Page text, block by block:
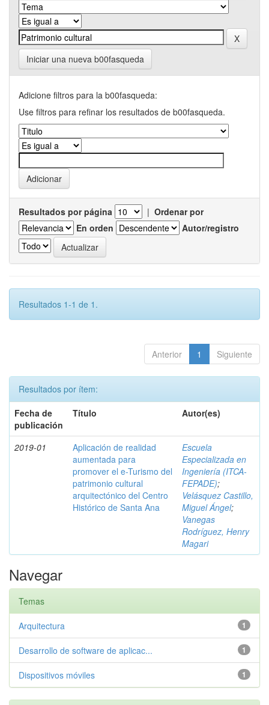
Iniciar una nueva b00fasqueda
Adicione filtros para la b00fasqueda:
Use filtros para refinar los resultados de b00fasqueda.
Resultados por página | Ordenar por
En orden
Autor/registro
Resultados 1-1 de 1.
Anterior 1 Siguiente
Resultados por ítem:
Fecha de
publicación
Título Autor(es)
2019-01
Aplicación de realidad
aumentada para
promover el e-Turismo del
patrimonio cultural
arquitectónico del Centro
Histórico de Santa Ana
Escuela
Especializada en
Ingeniería (ITCA-
FEPADE);
Velásquez Castillo,
Miguel Ángel;
Vanegas
Rodríguez, Henry
Magari
Navegar
Temas
1
Arquitectura
1
Desarrollo de software de aplicac...
1
Dispositivos móviles